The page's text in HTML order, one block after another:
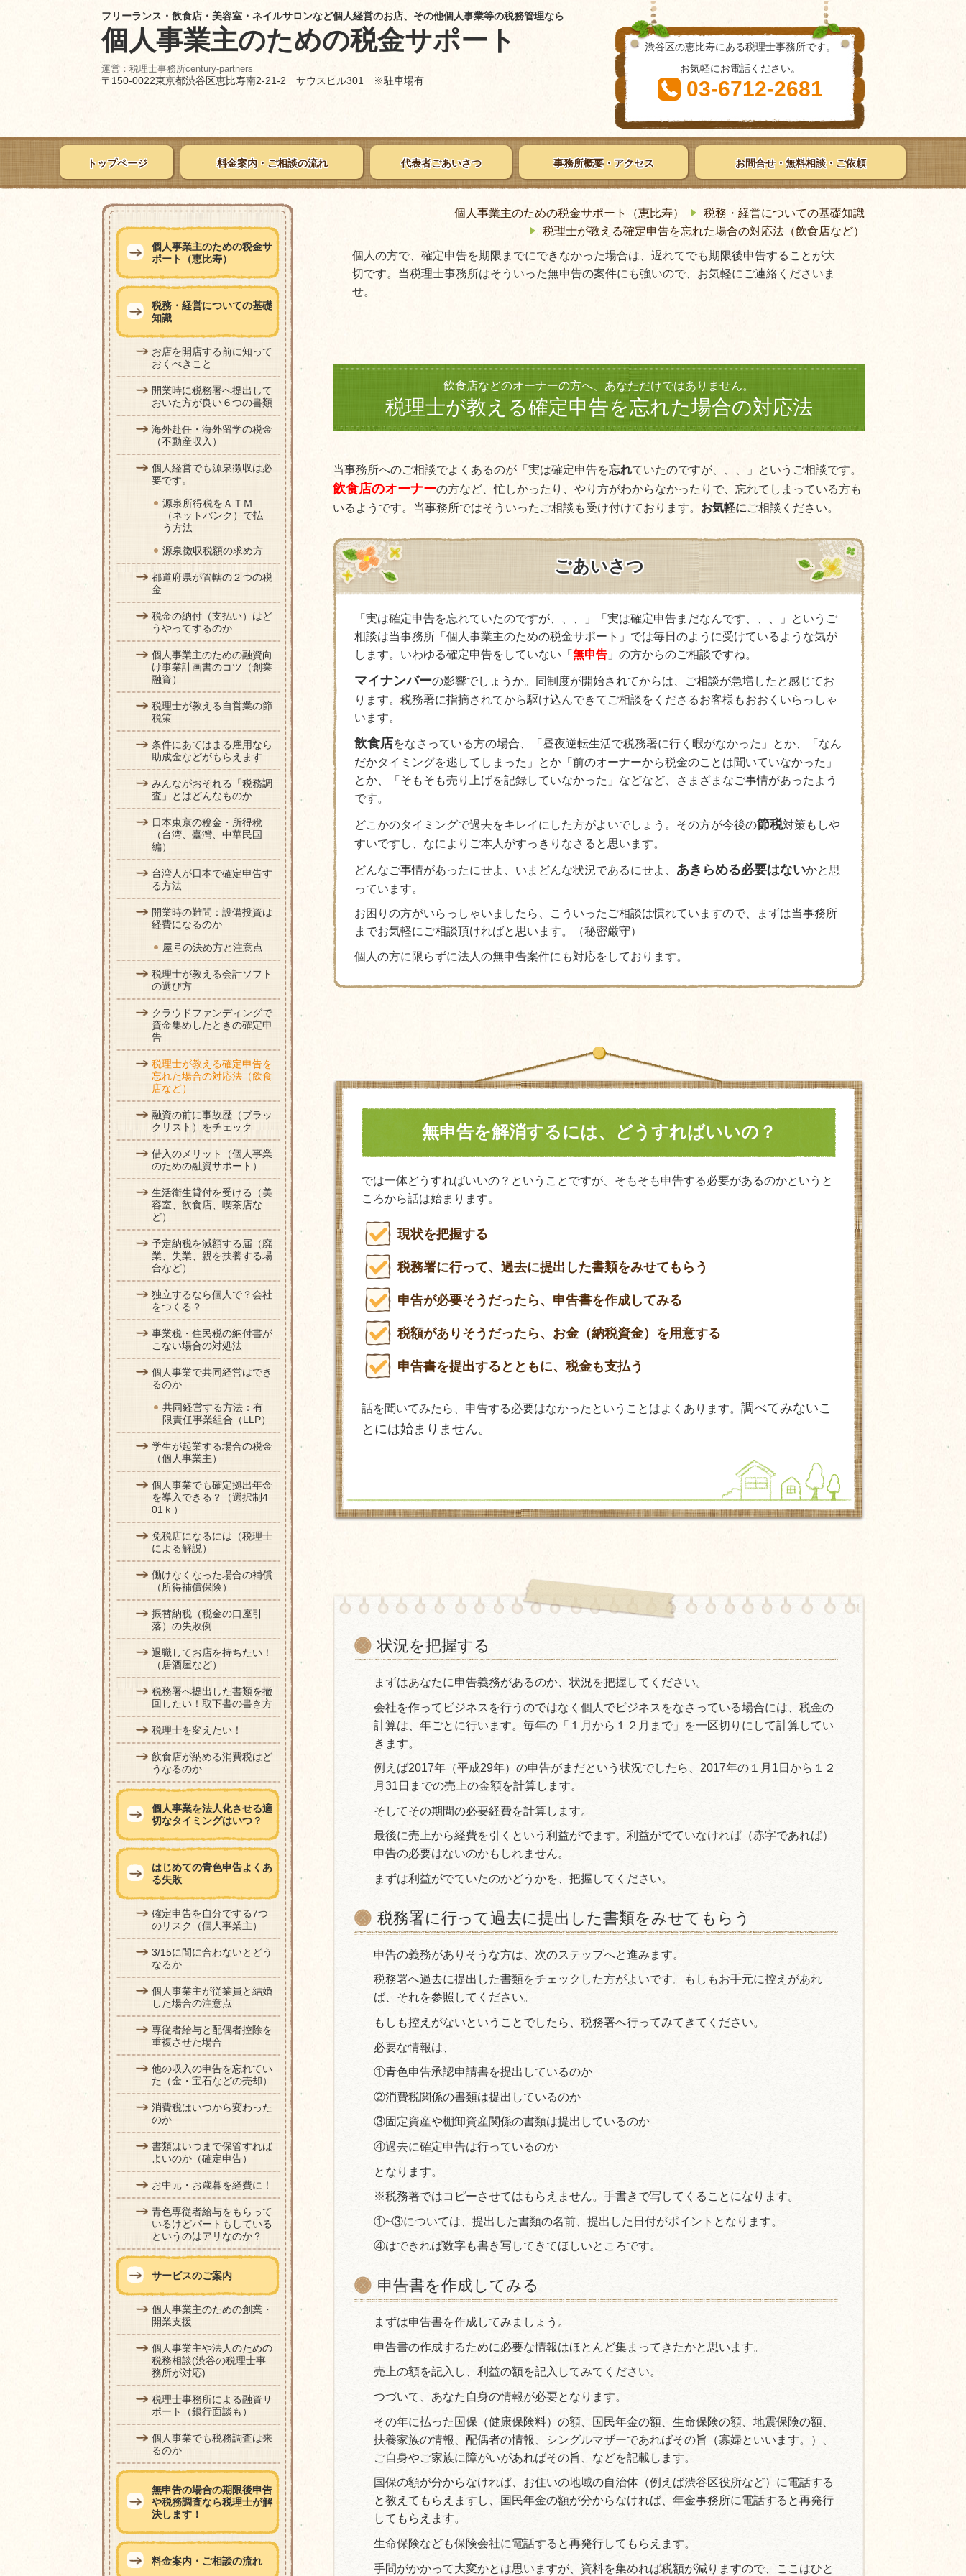
フリーランス・飲食店・美容室・ネイルサロンなど個人経営のお店、その他個人事業等の税務管理なら
個人事業主のための税金サポート
運営：税理士事務所century-partners
〒150-0022東京都渋谷区恵比寿南2-21-2 サウスヒル301 ※駐車場有
渋谷区の恵比寿にある税理士事務所です。
お気軽にお電話ください。
03-6712-2681
トップページ 料金案内・ご相談の流れ 代表者ごあいさつ 事務所概要・アクセス お問合せ・無料相談・ご依頼
個人事業主のための税金サポート（恵比寿）
税務・経営についての基礎知識
税理士が教える確定申告を忘れた場合の対応法（飲食店など）
個人の方で、確定申告を期限までにできなかった場合は、遅れてでも期限後申告することが大
切です。当税理士事務所はそういった無申告の案件にも強いので、お気軽にご連絡くださいま
せ。
飲食店などのオーナーの方へ、あなただけではありません。
税理士が教える確定申告を忘れた場合の対応法
当事務所へのご相談でよくあるのが「実は確定申告を忘れていたのですが、、、」というご相談です。
飲食店のオーナーの方など、忙しかったり、やり方がわからなかったりで、忘れてしまっている方も
いるようです。当事務所ではそういったご相談も受け付けております。 お気軽にご相談ください。
ごあいさつ
「実は確定申告を忘れていたのですが、、、」「実は確定申告まだなんです、、、」というご
相談は当事務所「個人事業主のための税金サポート」では毎日のように受けているような気が
します。いわゆる確定申告をしていない「 無申告 」の方からのご相談ですね。
マイナンバーの影響でしょうか。同制度が開始されてからは、ご相談が急増したと感じてお
ります。税務署に指摘されてから駆け込んできてご相談をくださるお客様もおおくいらっしゃ
います。
飲食店をなさっている方の場合、「昼夜逆転生活で税務署に行く暇がなかった」とか、「なん
だかタイミングを逃してしまった」とか「前のオーナーから税金のことは聞いていなかった」
とか、「そもそも売り上げを記録していなかった」などなど、さまざまなご事情があったよう
です。
どこかのタイミングで過去をキレイにした方がよいでしょう。その方が今後の節税対策もしや
すいですし、なによりご本人がすっきりなさると思います。
どんなご事情があったにせよ、いまどんな状況であるにせよ、 あきらめる必要はないかと思
っています。
お困りの方がいらっしゃいましたら、こういったご相談は慣れていますので、まずは当事務所
までお気軽にご相談頂ければと思います。（秘密厳守）
個人の方に限らずに法人の無申告案件にも対応をしております。
無申告を解消するには、どうすればいいの？
では一体どうすればいいの？ということですが、そもそも申告する必要があるのかというと
ころから話は始まります。
現状を把握する
税務署に行って、過去に提出した書類をみせてもらう
申告が必要そうだったら、申告書を作成してみる
税額がありそうだったら、お金（納税資金）を用意する
申告書を提出するとともに、税金も支払う
話を聞いてみたら、申告する必要はなかったということはよくあります。 調べてみないこ
とには始まりません。
状況を把握する
まずはあなたに申告義務があるのか、状況を把握してください。
会社を作ってビジネスを行うのではなく個人でビジネスをなさっている場合には、税金の
計算は、年ごとに行います。毎年の「１月から１２月まで」を一区切りにして計算してい
きます。
例えば2017年（平成29年）の申告がまだという状況でしたら、2017年の１月1日から１２
月31日までの売上の金額を計算します。
そしてその期間の必要経費を計算します。
最後に売上から経費を引くという利益がでます。利益がでていなければ（赤字であれば）
申告の必要はないのかもしれません。
まずは利益がでていたのかどうかを、把握してください。
税務署に行って過去に提出した書類をみせてもらう
申告の義務がありそうな方は、次のステップへと進みます。
税務署へ過去に提出した書類をチェックした方がよいです。もしもお手元に控えがあれ
ば、それを参照してください。
もしも控えがないということでしたら、税務署へ行ってみてきてください。
必要な情報は、
①青色申告承認申請書を提出しているのか
②消費税関係の書類は提出しているのか
③固定資産や棚卸資産関係の書類は提出しているのか
④過去に確定申告は行っているのか
となります。
※税務署ではコピーさせてはもらえません。手書きで写してくることになります。
①~③については、提出した書類の名前、提出した日付がポイントとなります。
④はできれば数字も書き写してきてほしいところです。
申告書を作成してみる
まずは申告書を作成してみましょう。
申告書の作成するために必要な情報はほとんど集まってきたかと思います。
売上の額を記入し、利益の額を記入してみてください。
つづいて、あなた自身の情報が必要となります。
その年に払った国保（健康保険料）の額、国民年金の額、生命保険の額、地震保険の額、
扶養家族の情報、配偶者の情報、シングルマザーであればその旨（寡婦といいます。）、
ご自身やご家族に障がいがあればその旨、などを記載します。
国保の額が分からなければ、お住いの地域の自治体（例えば渋谷区役所など）に電話する
と教えてもらえますし、国民年金の額が分からなければ、年金事務所に電話すると再発行
してもらえます。
生命保険なども保険会社に電話すると再発行してもらえます。
手間がかかって大変かとは思いますが、資料を集めれば税額が減りますので、ここはひと
個人事業主のための税金サ
ポート（恵比寿）
税務・経営についての基礎
知識
お店を開店する前に知って
おくべきこと
開業時に税務署へ提出して
おいた方が良い６つの書類
海外赴任・海外留学の税金
（不動産収入）
個人経営でも源泉徴収は必
要です。
源泉所得税をＡＴＭ
（ネットバンク）で払
う方法
源泉徴収税額の求め方
都道府県が管轄の２つの税
金
税金の納付（支払い）はど
うやってするのか
個人事業主のための融資向
け事業計画書のコツ（創業
融資）
税理士が教える自営業の節
税策
条件にあてはまる雇用なら
助成金などがもらえます
みんながおそれる「税務調
査」とはどんなものか
日本東京の稅金・所得稅
（台湾、臺灣、中華民国
編）
台湾人が日本で確定申告す
る方法
開業時の難問：設備投資は
経費になるのか
屋号の決め方と注意点
税理士が教える会計ソフト
の選び方
クラウドファンディングで
資金集めしたときの確定申
告
税理士が教える確定申告を
忘れた場合の対応法（飲食
店など）
融資の前に事故歴（ブラッ
クリスト）をチェック
借入のメリット（個人事業
のための融資サポート）
生活衛生貸付を受ける（美
容室、飲食店、喫茶店な
ど）
予定納税を減額する届（廃
業、失業、親を扶養する場
合など）
独立するなら個人で？会社
をつくる？
事業税・住民税の納付書が
こない場合の対処法
個人事業で共同経営はでき
るのか
共同経営する方法：有
限責任事業組合（LLP）
学生が起業する場合の税金
（個人事業主）
個人事業でも確定拠出年金
を導入できる？（選択制4
01ｋ）
免税店になるには（税理士
による解説）
働けなくなった場合の補償
（所得補償保険）
振替納税（税金の口座引
落）の失敗例
退職してお店を持ちたい！
（居酒屋など）
税務署へ提出した書類を撤
回したい！取下書の書き方
税理士を変えたい！
飲食店が納める消費税はど
うなるのか
個人事業を法人化させる適
切なタイミングはいつ？
はじめての青色申告よくあ
る失敗
確定申告を自分でする7つ
のリスク（個人事業主）
3/15に間に合わないとどう
なるか
個人事業主が従業員と結婚
した場合の注意点
専従者給与と配偶者控除を
重複させた場合
他の収入の申告を忘れてい
た（金・宝石などの売却）
消費税はいつから変わった
のか
書類はいつまで保管すれば
よいのか（確定申告）
お中元・お歳暮を経費に！
青色専従者給与をもらって
いるけどパートもしている
というのはアリなのか？
サービスのご案内
個人事業主のための創業・
開業支援
個人事業主や法人のための
税務相談(渋谷の税理士事
務所が対応)
税理士事務所による融資サ
ポート（銀行面談も）
個人事業でも税務調査は来
るのか
無申告の場合の期限後申告
や税務調査なら税理士が解
決します！
料金案内・ご相談の流れ